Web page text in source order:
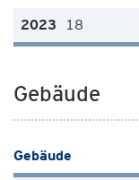
18
Gebäude
Gebäude